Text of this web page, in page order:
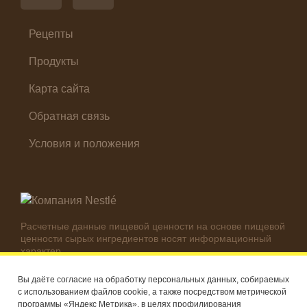
Холодные закуски
Рецепты
Продукты
Карта сайта
Обратная связь
Условия и положения
Расчетные данные пищевой ценности на основе пищевой
ценности сырых ингредиентов носят информационный
характер.
используемых ингредиентов.
© Компания Nestlé, 2026 г. Все права защищены
Вы даёте согласие на обработку персональных данных, собираемых
с использованием файлов cookie, а также посредством метрической
программы «Яндекс Метрика», в целях профилирования